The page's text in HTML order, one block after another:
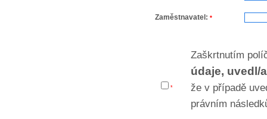
Zaměstnavatel: *
*
Zaškrtnutím
údaje, uvedl/
že v případě
právním